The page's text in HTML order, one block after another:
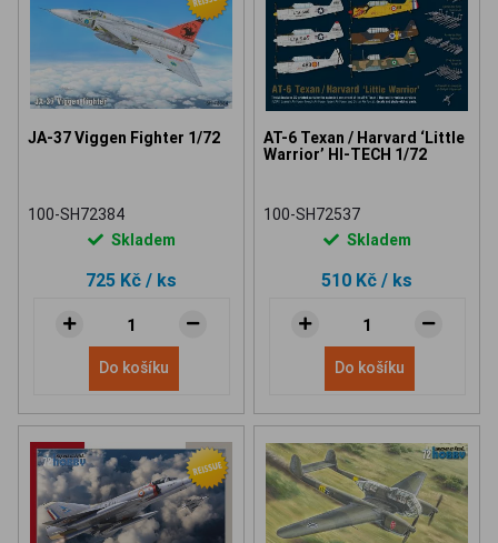
JA-37 Viggen Fighter 1/72
100-SH72384
Skladem
725 Kč / ks
Do košíku
AT-6 Texan / Harvard ‘Little
Warrior’ HI-TECH 1/72
100-SH72537
Skladem
510 Kč / ks
Do košíku